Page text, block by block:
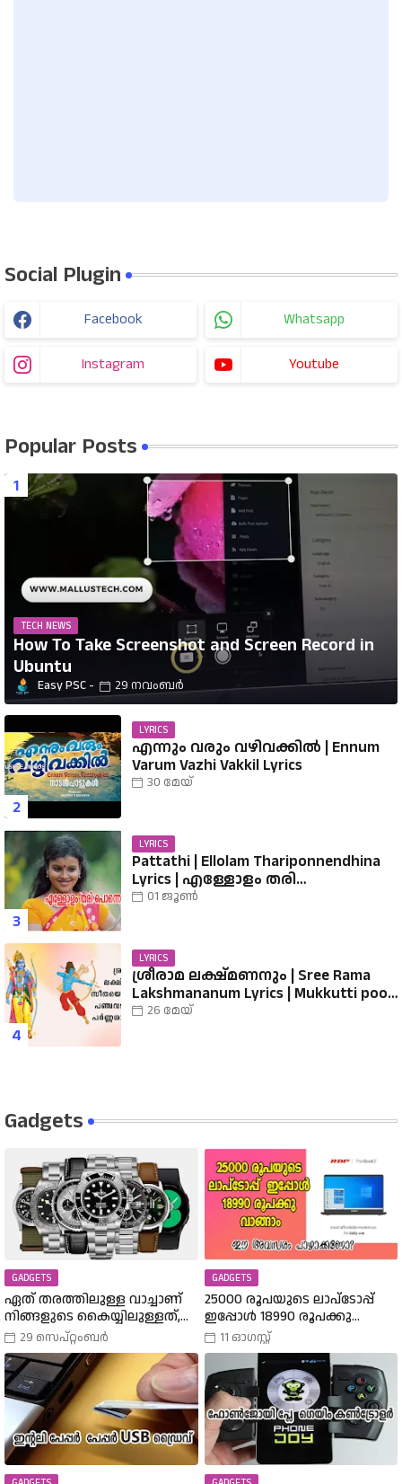
Social Plugin
Facebook Whatsapp
Instagram Youtube
Popular Posts
TECH NEWS
How To Take Screenshot and Screen Record in
Ubuntu
Easy PSC 29 നവംബർ
LYRICS
എന്നും വരും വഴിവക്കിൽ | Ennum
Varum Vazhi Vakkil Lyrics
30 മേയ്
LYRICS
Pattathi | Ellolam Thariponnendhina
Lyrics | എള്ളോളം തരി
പൊന്നെന്തിനാ...... വരികൾ
01 ജൂൺ
LYRICS
ശ്രീരാമ ലക്ഷ്മണനും | Sree Rama
Lakshmananum Lyrics | Mukkutti poo
Album | Sreerama Song Malayalam |
26 മേയ്
Gadgets
GADGETS
ഏത് തരത്തിലുള്ള വാച്ചാണ്
നിങ്ങളുടെ കൈയ്യിലുള്ളത്,
അത് എങ്ങനെ
തിരഞ്ഞെടുത്തു? വിവിധ
തരത്തിലുള്ള വാച്ചുകൾ
പരിചയപ്പെടാം.
29 സെപ്റ്റംബർ
GADGETS
25000 രൂപയുടെ ലാപ്ടോപ്പ്
ഇപ്പോൾ 18990 രൂപക്കു
വാങ്ങാം | Amazon Freedom Sale
Buy A 25000 Laptop In 18,900
Rupees |
11 ഓഗസ്റ്റ്